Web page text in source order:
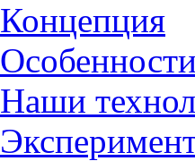
Концепция
Наши